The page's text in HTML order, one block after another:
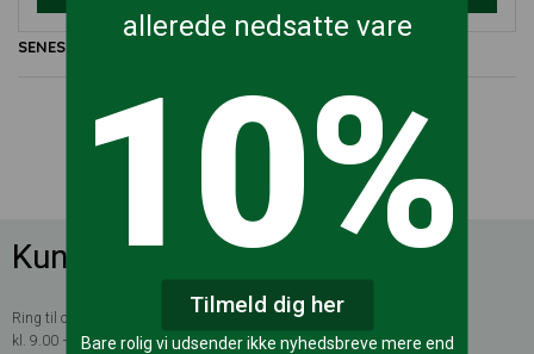
allerede nedsatte vare
10%
Tilmeld dig her
Bare rolig vi udsender ikke nyhedsbreve mere end
SENEST VISTE VARER
Kundeservice
Ring til os hverdage mellem
kl. 9.00 – 15.00